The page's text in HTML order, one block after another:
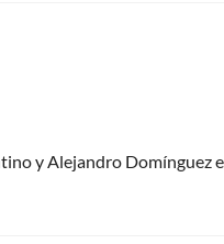
y Alejandro Domínguez